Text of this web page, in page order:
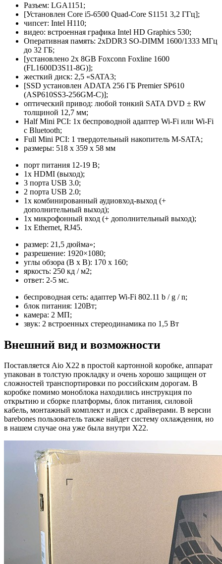
Разъем: LGA1151;
[Установлен Core i5-6500 Quad-Core S1151 3,2 ГГц];
чипсет: Intel H110;
видео: встроенная графика Intel HD Graphics 530;
Оперативная память: 2xDDR3 SO-DIMM 1600/1333 МГц
до 32 ГБ;
[установлено 2x 8GB Foxconn Foxline 1600
(FL1600D3S11-8G)];
жесткий диск: 2,5 «SATA3;
[SSD установлен ADATA 256 ГБ Premier SP610
(ASP610SS3-256GM-C)];
оптический привод: любой тонкий SATA DVD ± RW
толщиной 12,7 мм;
Half Mini PCI: 1x беспроводной адаптер Wi-Fi или Wi-Fi
с Bluetooth;
Full Mini PCI: 1 твердотельный накопитель M-SATA;
размеры: 518 x 359 x 58 мм
порт питания 12-19 В;
1x HDMI (выход);
3 порта USB 3.0;
2 порта USB 2.0;
1х комбинированный аудиовход-выход (+
дополнительный выход);
1x микрофонный вход (+ дополнительный выход);
1x Ethernet, RJ45.
размер: 21,5 дюйма»;
разрешение: 1920×1080;
углы обзора (В x В): 170 x 160;
яркость: 250 кд / м2;
ответ: 2-5 мс.
беспроводная сеть: адаптер Wi-Fi 802.11 b / g / n;
блок питания: 120Вт;
камера: 2 МП;
звук: 2 встроенных стереодинамика по 1,5 Вт
Внешний вид и возможности
Поставляется Aio X22 в простой картонной коробке, аппарат
упакован в толстую прокладку и очень хорошо защищен от
сложностей транспортировки по российским дорогам. В
коробке помимо моноблока находились инструкция по
открытию и сборке платформы, блок питания, силовой
кабель, монтажный комплект и диск с драйверами. В версии
barebones пользователь также найдет систему охлаждения, но
в нашем случае она уже была внутри X22.